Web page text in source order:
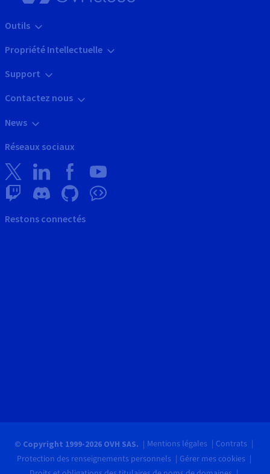
Outils
Propriété Intellectuelle
Support
Contactez nous
News
Réseaux sociaux
Restons connectés
© Copyright 1999-2026 OVH SAS. Mentions légales
Contrats
Protection des renseignements personnels
Gérer mes cookies